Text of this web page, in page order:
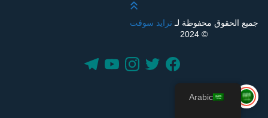
جميع الحقوق محفوظة لـترايد سوفت
© 2024
Arabic